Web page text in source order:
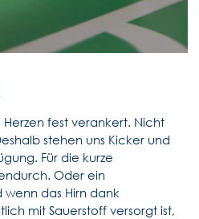
fest verankert. Nicht
stehen uns Kicker und
Für die kurze
Oder ein
wenn das Hirn dank
mit Sauerstoff versorgt ist,